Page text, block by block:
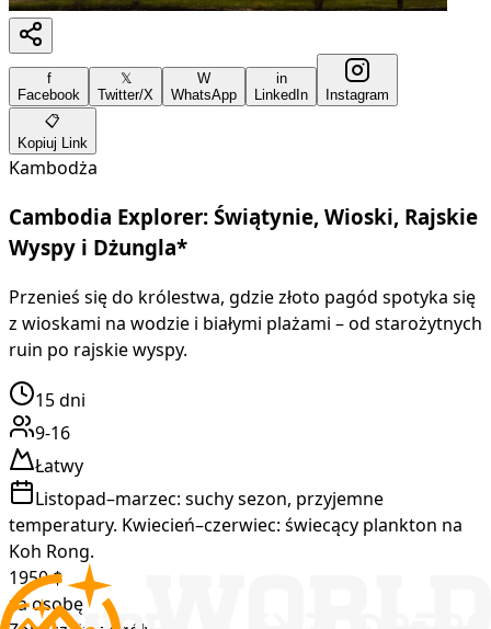
f
Facebook
𝕏
Twitter/X
W
WhatsApp
in
LinkedIn
Instagram
📋
Kopiuj Link
Kambodża
Cambodia Explorer: Świątynie, Wioski, Rajskie
Wyspy i Dżungla*
Przenieś się do królestwa, gdzie złoto pagód spotyka się
z wioskami na wodzie i białymi plażami – od starożytnych
ruin po rajskie wyspy.
15dni
9-16
Łatwy
Listopad–marzec: suchy sezon, przyjemne
temperatury. Kwiecień–czerwiec: świecący plankton na
Koh Rong.
1950$
za osobę